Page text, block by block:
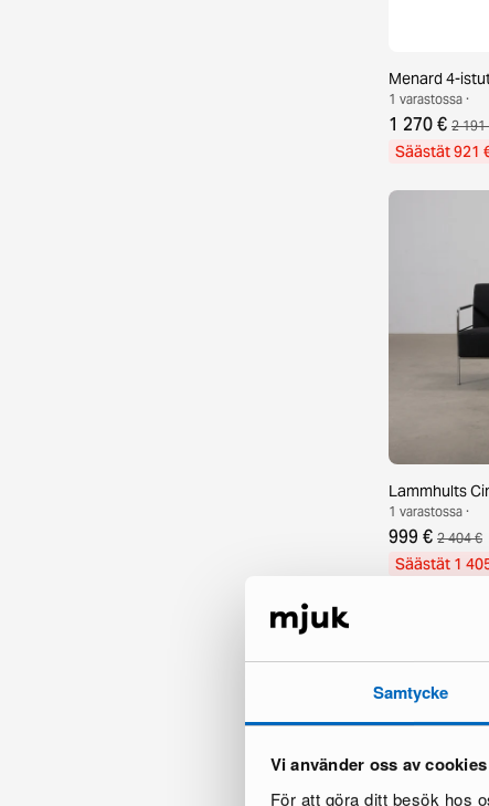
Samtycke
Vi använder oss av cookies
För att göra ditt besök hos
Menard 4-
1 varastossa ·
1 270 € 2 191
Säästät 921
Lammhults
1 varastossa ·
999 € 2 404 €
Säästät 1